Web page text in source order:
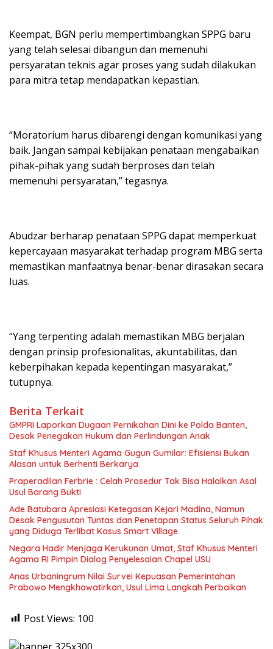
Keempat, BGN perlu mempertimbangkan SPPG baru
yang telah selesai dibangun dan memenuhi
persyaratan teknis agar proses yang sudah dilakukan
para mitra tetap mendapatkan kepastian.
“Moratorium harus dibarengi dengan komunikasi yang
baik. Jangan sampai kebijakan penataan mengabaikan
pihak-pihak yang sudah berproses dan telah
memenuhi persyaratan,” tegasnya.
Abudzar berharap penataan SPPG dapat memperkuat
kepercayaan masyarakat terhadap program MBG serta
memastikan manfaatnya benar-benar dirasakan secara
luas.
“Yang terpenting adalah memastikan MBG berjalan
dengan prinsip profesionalitas, akuntabilitas, dan
keberpihakan kepada kepentingan masyarakat,”
tutupnya.
Berita Terkait
GMPRI Laporkan Dugaan Pernikahan Dini ke Polda Banten,
Desak Penegakan Hukum dan Perlindungan Anak
Staf Khusus Menteri Agama Gugun Gumilar: Efisiensi Bukan
Alasan untuk Berhenti Berkarya
Praperadilan Ferbrie : Celah Prosedur Tak Bisa Halalkan Asal
Usul Barang Bukti
Ade Batubara Apresiasi Ketegasan Kejari Madina, Namun
Desak Pengusutan Tuntas dan Penetapan Status Seluruh Pihak
yang Diduga Terlibat Kasus Smart Village
Negara Hadir Menjaga Kerukunan Umat, Staf Khusus Menteri
Agama RI Pimpin Dialog Penyelesaian Chapel USU
Anas Urbaningrum Nilai Survei Kepuasan Pemerintahan
Prabowo Mengkhawatirkan, Usul Lima Langkah Perbaikan
Post Views: 100